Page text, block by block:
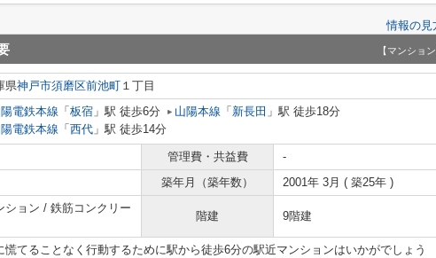
情報の見
【マンション
県神戸市須磨区前池町 １丁目
電鉄本線 「 板宿 」駅 徒歩6分 山陽本線 「 新長田 」駅 徒歩18分
電鉄本線 「 西代 」駅 徒歩14分
管理費・共益費
-
築年月（築年数） 2001年 3月 ( 築25年 )
ション / 鉄筋コンクリー
階建 9階建
慌てることなく行動するために駅から徒歩6分の駅近マンションはいかがでしょう